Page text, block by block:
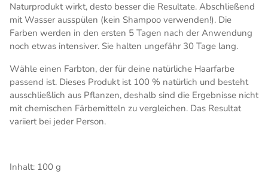
Naturprodukt wirkt, desto besser die Resultate. Abschließend
mit Wasser ausspülen (kein Shampoo verwenden!). Die
Farben werden in den ersten 5 Tagen nach der Anwendung
noch etwas intensiver. Sie halten ungefähr 30 Tage lang.
Wähle einen Farbton, der für deine natürliche Haarfarbe
passend ist. Dieses Produkt ist 100 % natürlich und besteht
ausschließlich aus Pflanzen, deshalb sind die Ergebnisse nicht
mit chemischen Färbemitteln zu vergleichen. Das Resultat
variiert bei jeder Person.
Inhalt: 100 g